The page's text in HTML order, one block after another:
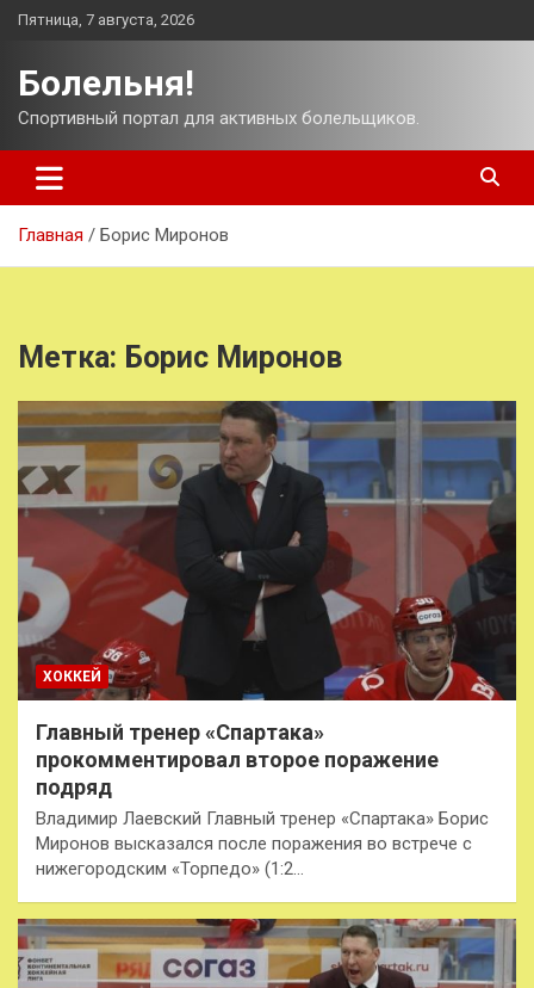
Перейти
Пятница, 7 августа, 2026
Болельня!
Спортивный портал для активных болельщиков.
Главная Борис Миронов
Метка: Борис Миронов
ХОККЕЙ
Главный тренер «Спартака»
прокомментировал второе поражение
подряд
Владимир Лаевский Главный тренер «Спартака» Борис
Миронов высказался после поражения во встрече с
нижегородским «Торпедо» (1:2…